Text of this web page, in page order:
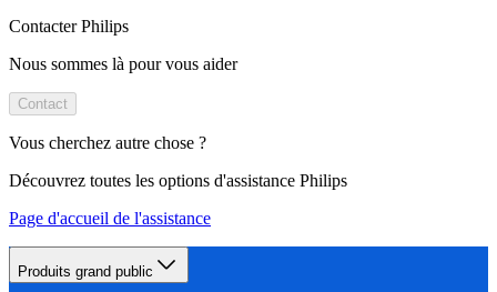
Contacter Philips
Nous sommes là pour vous aider
Contact
Vous cherchez autre chose ?
Découvrez toutes les options d'assistance Philips
Page d'accueil de l'assistance
Produits grand public